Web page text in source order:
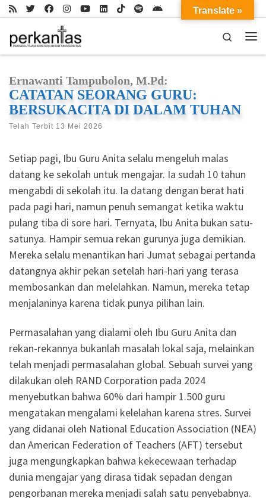
Skip to content
Search
Ernawanti Tampubolon, M.Pd:
CATATAN SEORANG GURU:
BERSUKACITA DI DALAM TUHAN
Telah Terbit 13 Mei 2026
Setiap pagi, Ibu Guru Anita selalu mengeluh malas
datang ke sekolah untuk mengajar. Ia sudah 10 tahun
mengabdi di sekolah itu. Ia datang dengan berat hati
pada pagi hari, namun penuh semangat ketika waktu
pulang tiba di sore hari. Ternyata, Ibu Anita bukan satu-
satunya. Hampir semua rekan gurunya juga demikian.
Mereka selalu menantikan hari Jumat sebagai pertanda
datangnya akhir pekan setelah hari-hari yang terasa
membosankan dan melelahkan. Namun, mereka tetap
menjalaninya karena tidak punya pilihan lain.
Permasalahan yang dialami oleh Ibu Guru Anita dan
rekan-rekannya bukanlah masalah lokal saja, melainkan
telah menjadi permasalahan global. Sebuah survei yang
dilakukan oleh RAND Corporation pada 2024
menyebutkan bahwa 60% dari hampir 1.500 guru
mengatakan mengalami kelelahan karena stres. Survei
yang didanai oleh National Education Association (NEA)
dan American Federation of Teachers (AFT) tersebut
juga mengungkapkan bahwa kekecewaan terhadap
dunia mengajar yang dirasa tidak sepadan dengan
pengorbanan mereka menjadi salah satu penyebabnya.
Translate »